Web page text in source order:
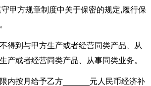
甲方规章制度中关于保密的规定,履行保
得到与甲方生产或者经营同类产品、从
产或者经营同类产品、从事同类业务。
内按月给予乙方______元人民币经济补